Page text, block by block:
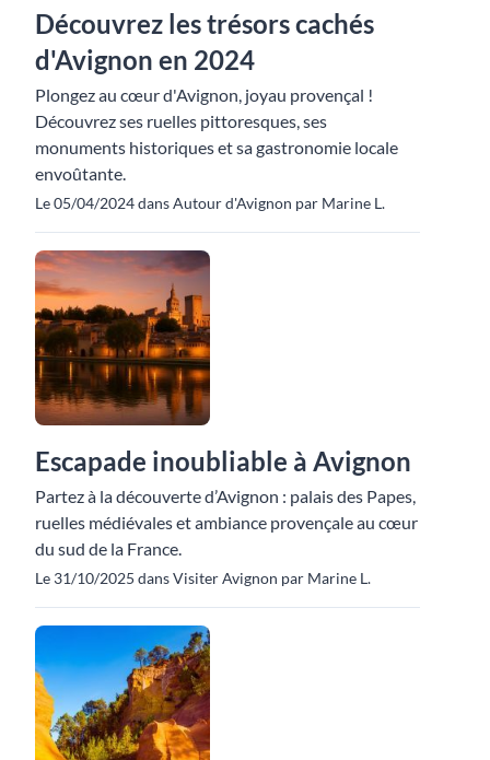
Découvrez les trésors cachés
d'Avignon en 2024
Plongez au cœur d'Avignon, joyau provençal !
Découvrez ses ruelles pittoresques, ses
monuments historiques et sa gastronomie locale
envoûtante.
Le 05/04/2024 dans Autour d'Avignon par Marine L.
Escapade inoubliable à Avignon
Partez à la découverte d’Avignon : palais des Papes,
ruelles médiévales et ambiance provençale au cœur
du sud de la France.
Le 31/10/2025 dans Visiter Avignon par Marine L.